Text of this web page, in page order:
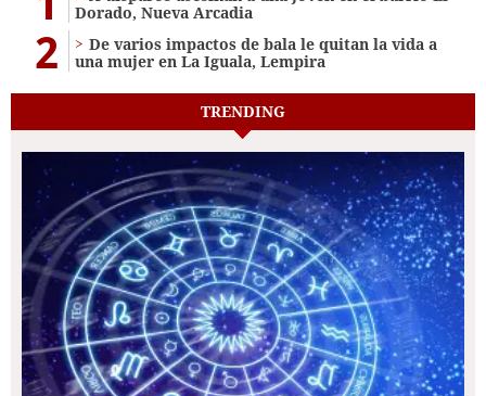
Dorado, Nueva Arcadia
2
De varios impactos de bala le quitan la vida a
una mujer en La Iguala, Lempira
TRENDING